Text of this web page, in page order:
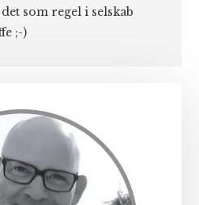
som regel i selskab
;-)